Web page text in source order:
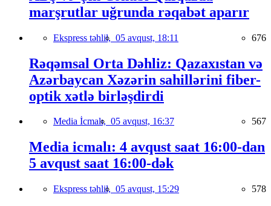
marşrutlar uğrunda rəqabət aparır
Ekspress təhlil, 05 avqust, 18:11 676
Rəqəmsal Orta Dəhliz: Qazaxıstan və
Azərbaycan Xəzərin sahillərini fiber-
optik xətlə birləşdirdi
Media İcmalı, 05 avqust, 16:37 567
Media icmalı: 4 avqust saat 16:00-dan
5 avqust saat 16:00-dək
Ekspress təhlil, 05 avqust, 15:29 578